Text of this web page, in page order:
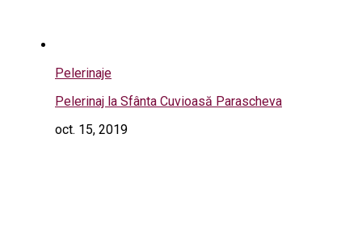
Pelerinaje
Pelerinaj la Sfânta Cuvioasă Parascheva
oct. 15, 2019